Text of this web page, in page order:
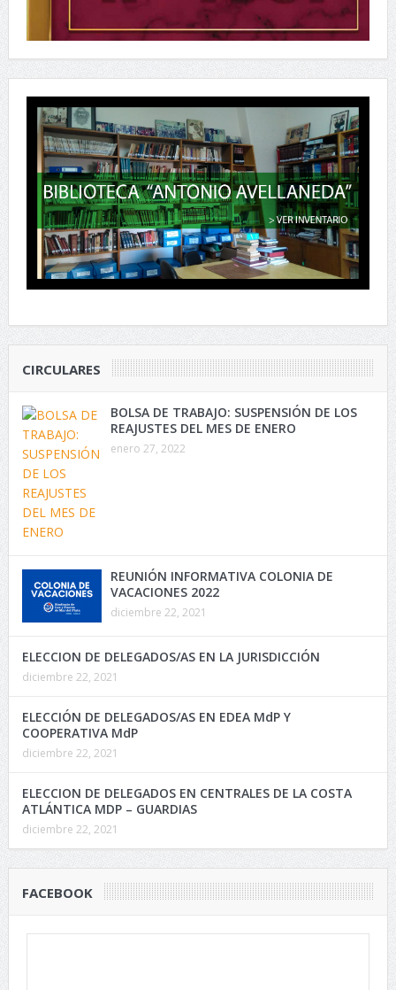
CIRCULARES
BOLSA DE TRABAJO: SUSPENSIÓN DE LOS
REAJUSTES DEL MES DE ENERO
enero 27, 2022
REUNIÓN INFORMATIVA COLONIA DE
VACACIONES 2022
diciembre 22, 2021
ELECCION DE DELEGADOS/AS EN LA JURISDICCIÓN
diciembre 22, 2021
ELECCIÓN DE DELEGADOS/AS EN EDEA MdP Y
COOPERATIVA MdP
diciembre 22, 2021
ELECCION DE DELEGADOS EN CENTRALES DE LA COSTA
ATLÁNTICA MDP – GUARDIAS
diciembre 22, 2021
FACEBOOK